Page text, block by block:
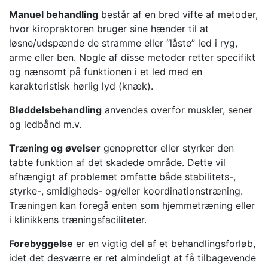
Manuel behandling består af en bred vifte af metoder,
hvor kiropraktoren bruger sine hænder til at
løsne/udspænde de stramme eller “låste” led i ryg,
arme eller ben. Nogle af disse metoder retter specifikt
og nænsomt på funktionen i et led med en
karakteristisk hørlig lyd (knæk).
Bløddelsbehandling anvendes overfor muskler, sener
og ledbånd m.v.
Træning og øvelser genopretter eller styrker den
tabte funktion af det skadede område. Dette vil
afhængigt af problemet omfatte både stabilitets-,
styrke-, smidigheds- og/eller koordinationstræning.
Træningen kan foregå enten som hjemmetræning eller
i klinikkens træningsfaciliteter.
Forebyggelse er en vigtig del af et behandlingsforløb,
idet det desværre er ret almindeligt at få tilbagevende